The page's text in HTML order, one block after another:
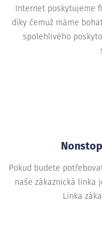
Internet poskytujeme
díky čemuž máme
spolehlivého
Pokud budete
naše zákaznická linka
Linka